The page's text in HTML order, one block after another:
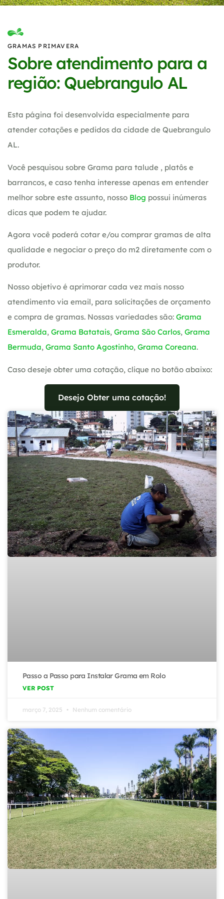
GRAMAS PRIMAVERA
Sobre atendimento para a
região: Quebrangulo AL
Esta página foi desenvolvida especialmente para
atender cotações e pedidos da cidade de Quebrangulo
AL.
Você pesquisou sobre Grama para talude , platôs e
barrancos, e caso tenha interesse apenas em entender
melhor sobre este assunto, nosso Blog possui inúmeras
dicas que podem te ajudar.
Agora você poderá cotar e/ou comprar gramas de alta
qualidade e negociar o preço do m2 diretamente com o
produtor.
Nosso objetivo é aprimorar cada vez mais nosso
atendimento via email, para solicitações de orçamento
e compra de gramas. Nossas variedades são: Grama
Esmeralda, Grama Batatais, Grama São Carlos, Grama
Bermuda, Grama Santo Agostinho, Grama Coreana.
Caso deseje obter uma cotação, clique no botão abaixo:
Desejo Obter uma cotação!
Passo a Passo para Instalar Grama em Rolo
VER POST
março 7, 2025 Nenhum comentário